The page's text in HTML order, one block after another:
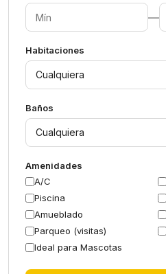
—
Habitaciones
Cualquiera
Baños
Cualquiera
Amenidades
A/C
Piscina
Amueblado
Parqueo (visitas)
Ideal para Mascotas